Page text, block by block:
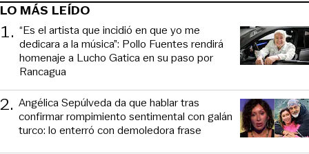
LO MÁS LEÍDO
1. “Es el artista que incidió en que yo me
dedicara a la música”: Pollo Fuentes rendirá
homenaje a Lucho Gatica en su paso por
Rancagua
2. Angélica Sepúlveda da que hablar tras
confirmar rompimiento sentimental con galán
turco: lo enterró con demoledora frase